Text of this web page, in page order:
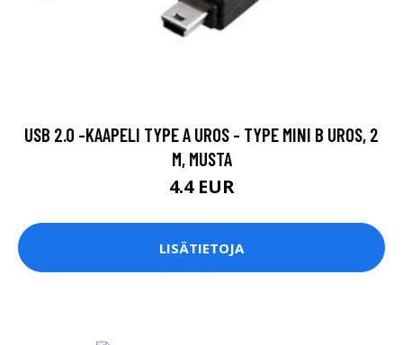
USB 2.0 -KAAPELI TYPE A UROS - TYPE MINI B UROS, 2
M, MUSTA
4.4 EUR
LISÄTIETOJA